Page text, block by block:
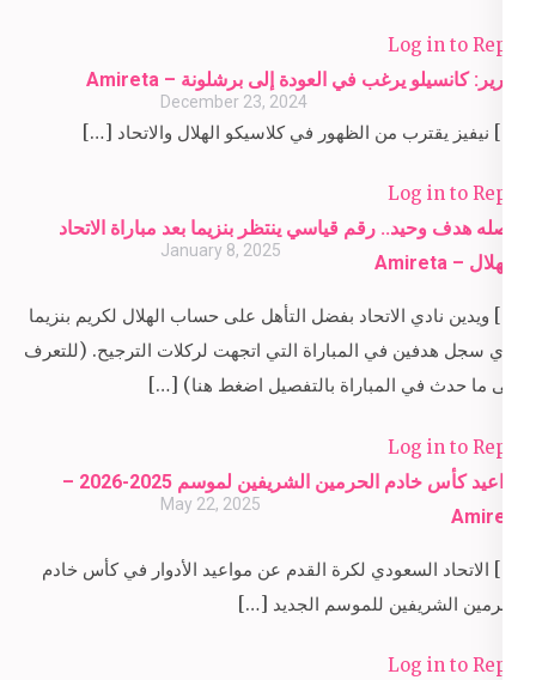
Log in to Reply
تقارير: كانسيلو يرغب في العودة إلى برشلونة – Amireta
December 23, 2024
[…] نيفيز يقترب من الظهور في كلاسيكو الهلال والاتحاد […]
Log in to Reply
يفصله هدف وحيد.. رقم قياسي ينتظر بنزيما بعد مباراة الاتحاد
والهلال – Amireta
January 8, 2025
[…] ويدين نادي الاتحاد بفضل التأهل على حساب الهلال لكريم بنزيما
الذي سجل هدفين في المباراة التي اتجهت لركلات الترجيح. (للتعرف
على ما حدث في المباراة بالتفصيل اضغط هنا) […]
Log in to Reply
مواعيد كأس خادم الحرمين الشريفين لموسم 2025-2026 –
Amireta
May 22, 2025
[…] الاتحاد السعودي لكرة القدم عن مواعيد الأدوار في كأس خادم
الحرمين الشريفين للموسم الجديد […]
Log in to Reply